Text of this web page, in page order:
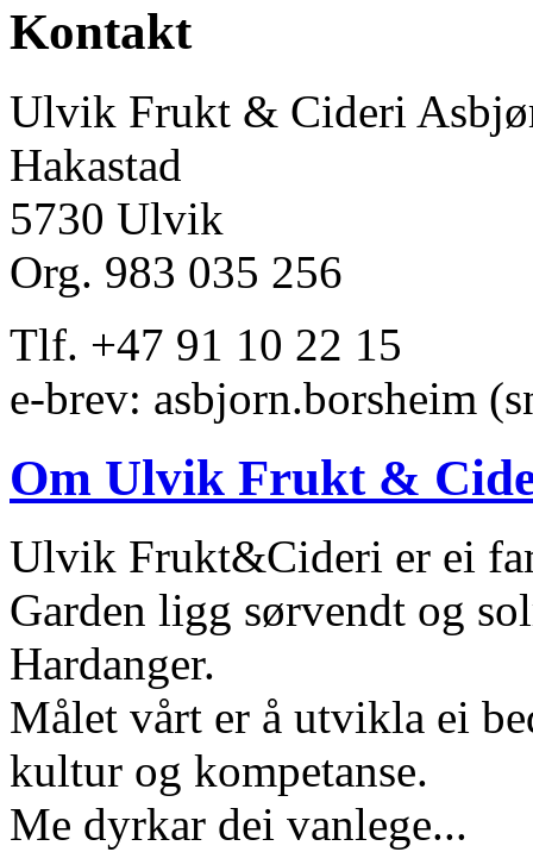
Kontakt
Ulvik Frukt & Cideri
Hakastad
5730 Ulvik
Org. 983 035 256
Tlf. +47 91 10 22 15
e-brev: asbjorn.borsheim
Om Ulvik Frukt &
Ulvik Frukt&Cideri er ei
Garden ligg sørvendt og
Hardanger.
Målet vårt er å utvikla ei
kultur og kompetanse.
Me dyrkar dei vanlege...